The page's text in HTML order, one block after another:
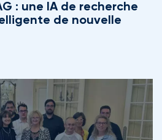
: une IA de recherche
de nouvelle